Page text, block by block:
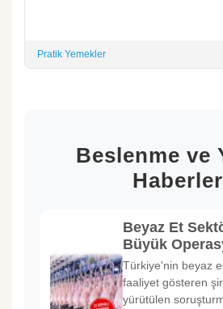
Pratik Yemekler
Beslenme ve
Beyaz Et
Büyük
Türkiye'nin beyaz
faaliyet gösteren
yürütülen